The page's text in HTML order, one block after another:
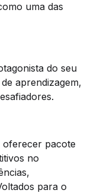
uma das
do seu
aprendizagem,
oferecer pacote
no
para o